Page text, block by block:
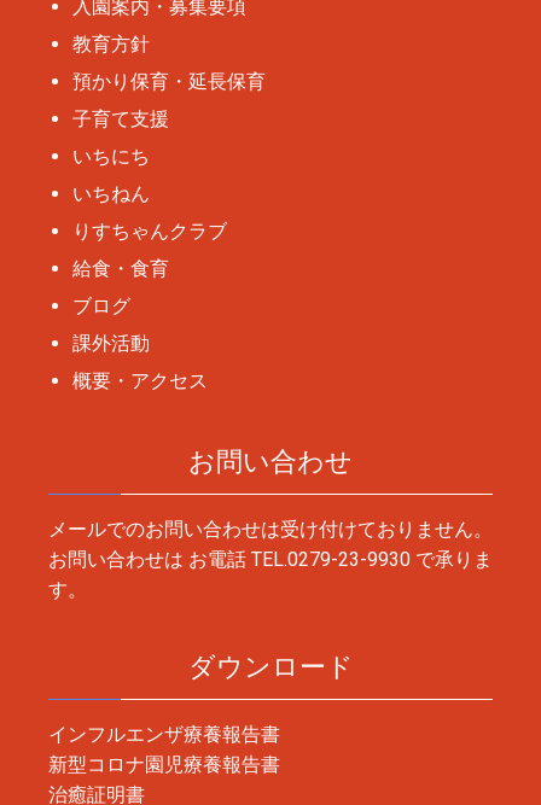
入園案内・募集要項
教育方針
預かり保育・延長保育
子育て支援
いちにち
いちねん
りすちゃんクラブ
給食・食育
ブログ
課外活動
概要・アクセス
お問い合わせ
メールでのお問い合わせは受け付けておりません。
お問い合わせは お電話 TEL.0279-23-9930 で承りま
す。
ダウンロード
インフルエンザ療養報告書
新型コロナ園児療養報告書
治癒証明書